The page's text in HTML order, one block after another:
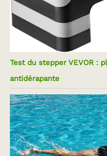
Test du stepper VEVOR :
antidérapante